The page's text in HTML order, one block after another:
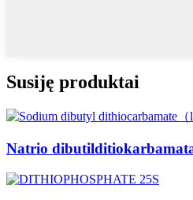
Susiję produktai
Natrio